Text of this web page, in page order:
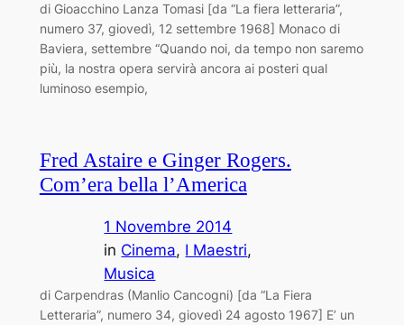
di Gioacchino Lanza Tomasi [da “La fiera letteraria”,
numero 37, giovedì, 12 settembre 1968] Monaco di
Baviera, settembre “Quando noi, da tempo non saremo
più, la nostra opera servirà ancora ai posteri qual
luminoso esempio,
Fred Astaire e Ginger Rogers.
Com’era bella l’America
1 Novembre 2014
in Cinema, I Maestri
Musica
di Carpendras (Manlio Cancogni) [da “La Fiera
Letteraria”, numero 34, giovedì 24 agosto 1967] E’ un